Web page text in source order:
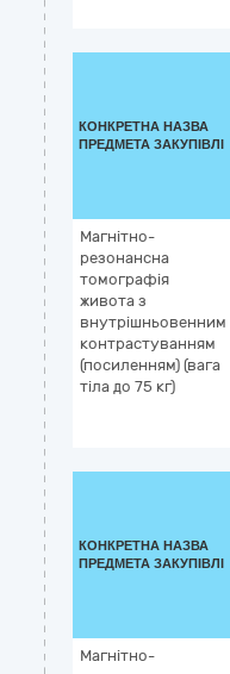
КОНКРЕТНА НАЗВА
ПРЕДМЕТА ЗАКУПІВЛІ
Магнітно-
резонансна
томографія
живота з
внутрішньовенним
контрастуванням
(посиленням) (вага
тіла до 75 кг)
КОНКРЕТНА НАЗВА
ПРЕДМЕТА ЗАКУПІВЛІ
Магнітно-